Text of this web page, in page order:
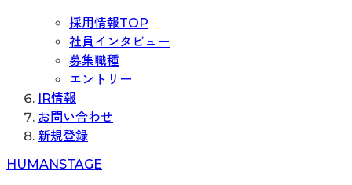
採用情報TOP
社員インタビュー
募集職種
エントリー
IR情報
お問い合わせ
新規登録
HUMANSTAGE